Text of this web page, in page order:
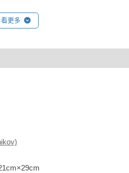
畫是以水調和不透明的粉質顏料
像水彩需要大量水分及特殊用紙；
卻能做出壓克力做不到的暈染效
可以自由調配色彩的濃淡與層次
，將故事想表達的意境發揮得淋
》裡，他以情感豐富的活潑筆觸
有哲理的趣味故事，將大熊與蝴
，描繪得活靈活現。
看更多
/ 21cm×29cm